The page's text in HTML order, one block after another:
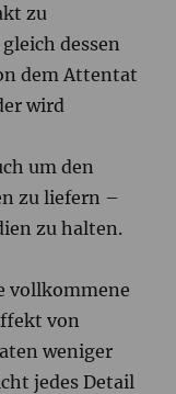
zu
dessen
dem Attentat
wird
um den
zu liefern –
zu halten.
vollkommene
von
weniger
jedes Detail